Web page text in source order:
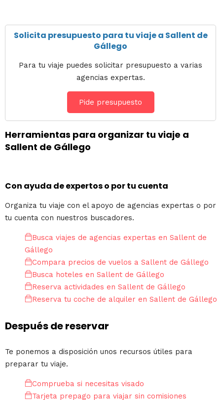
Solicita presupuesto para tu viaje a Sallent de
Gállego
Para tu viaje puedes solicitar presupuesto a varias
agencias expertas.
Pide presupuesto
Herramientas para organizar tu viaje a
Sallent de Gállego
Con ayuda de expertos o por tu cuenta
Organiza tu viaje con el apoyo de agencias expertas o por
tu cuenta con nuestros buscadores.
Busca viajes de agencias expertas en Sallent de
Gállego
Compara precios de vuelos a Sallent de Gállego
Busca hoteles en Sallent de Gállego
Reserva actividades en Sallent de Gállego
Reserva tu coche de alquiler en Sallent de Gállego
Después de reservar
Te ponemos a disposición unos recursos útiles para
preparar tu viaje.
Comprueba si necesitas visado
Tarjeta prepago para viajar sin comisiones